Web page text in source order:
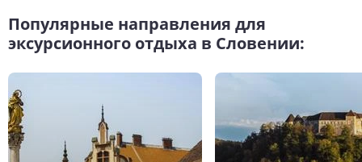
Популярные направления для
эксурсионного отдыха в Словении: